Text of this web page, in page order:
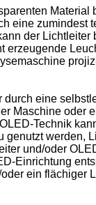
eine
der
eine
Maschine oder
Technik
und/oder
Einrichtung
ein